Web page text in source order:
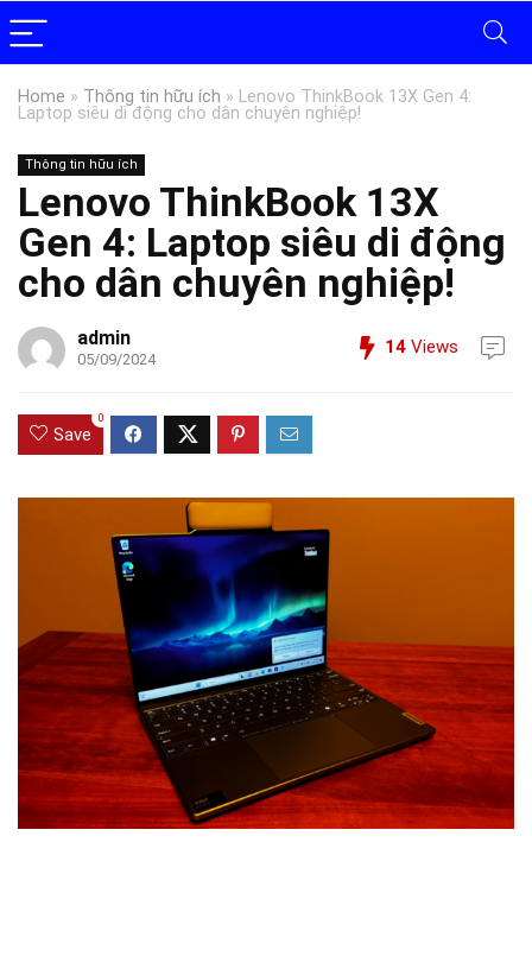
Home » Thông tin hữu ích » Lenovo ThinkBook 13X Gen 4:
Laptop siêu di động cho dân chuyên nghiệp!
Thông tin hữu ích
Lenovo ThinkBook 13X
Gen 4: Laptop siêu di động
cho dân chuyên nghiệp!
admin
05/09/2024
14 Views
Save
0